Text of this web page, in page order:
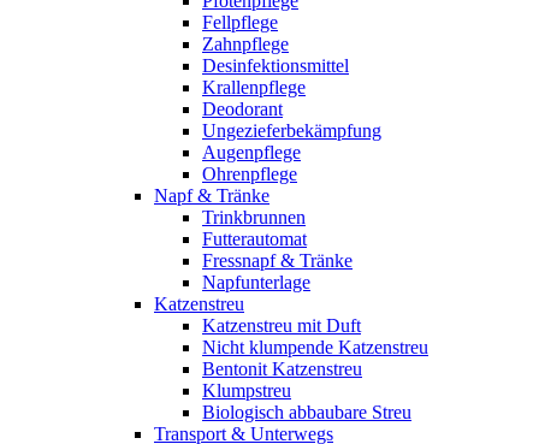
Fellpflege
Zahnpflege
Desinfektionsmittel
Krallenpflege
Deodorant
Ungezieferbekämpfung
Augenpflege
Ohrenpflege
Napf & Tränke
Trinkbrunnen
Futterautomat
Fressnapf & Tränke
Napfunterlage
Katzenstreu
Katzenstreu mit Duft
Nicht klumpende Katzenstreu
Bentonit Katzenstreu
Klumpstreu
Biologisch abbaubare Streu
Transport & Unterwegs